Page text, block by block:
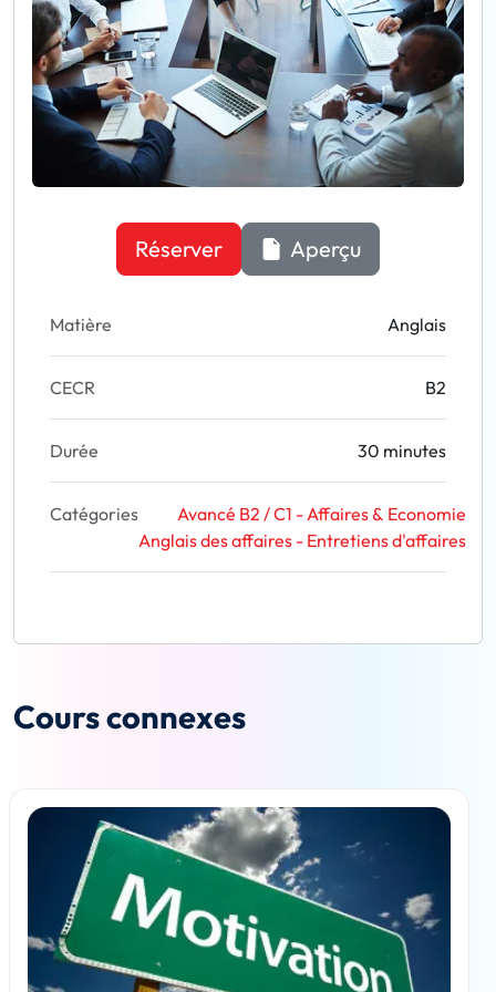
Réserver Aperçu
Matière Anglais
CECR B2
Durée 30 minutes
Catégories
Avancé B2 / C1 - Affaires & Economie
Anglais des affaires - Entretiens d'affaires
Cours connexes